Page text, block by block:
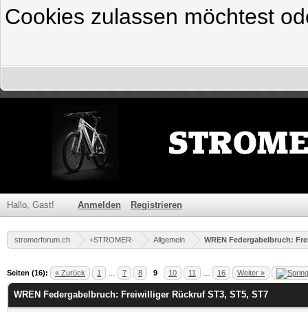
Cookies zulassen möchtest
Hallo, Gast! Anmelden Registrieren
stromerforum.ch +STROMER- Allgemein WREN Federgabelbruch:
Seiten (16): « Zurück 1 7 8 9 10 11 16 Weiter »
Durchschnitt
WREN Federgabelbruch: Freiwilliger Rückruf ST3, ST5, ST7